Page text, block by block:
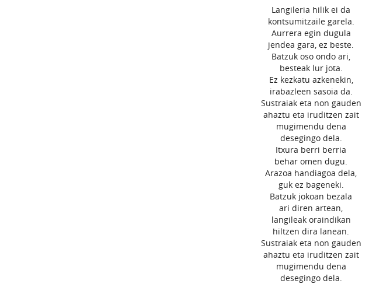
Langileria hilik ei da
kontsumitzaile garela.
Aurrera egin dugula
jendea gara, ez beste.
Batzuk oso ondo ari,
besteak lur jota.
Ez kezkatu azkenekin,
irabazleen sasoia da.
Sustraiak eta non gauden
ahaztu eta iruditzen zait
mugimendu dena
desegingo dela.
Itxura berri berria
behar omen dugu.
Arazoa handiagoa dela,
guk ez bageneki.
Batzuk jokoan bezala
ari diren artean,
langileak oraindikan
hiltzen dira lanean.
Sustraiak eta non gauden
ahaztu eta iruditzen zait
mugimendu dena
desegingo dela.